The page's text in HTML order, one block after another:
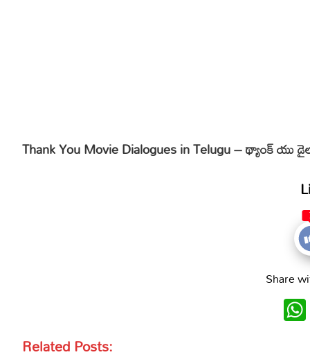
Thank You Movie Dialogues in Telugu – థ్యాంక్ యు
Share
Related Posts: